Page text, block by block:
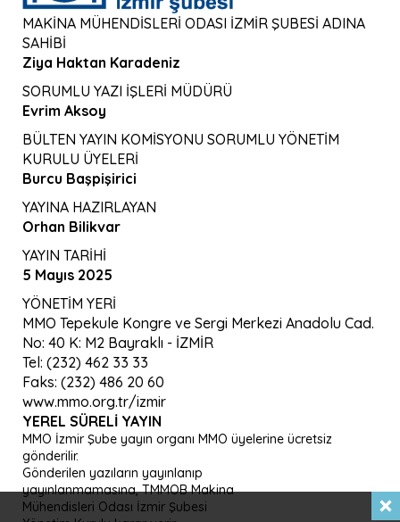
MAKİNA MÜHENDİSLERİ ODASI İZMİR ŞUBESİ ADINA
SAHİBİ
Ziya Haktan Karadeniz
SORUMLU YAZI İŞLERİ MÜDÜRÜ
Evrim Aksoy
BÜLTEN YAYIN KOMİSYONU SORUMLU YÖNETİM
KURULU ÜYELERİ
Burcu Başpişirici
YAYINA HAZIRLAYAN
Orhan Bilikvar
YAYIN TARİHİ
5 Mayıs 2025
YÖNETİM YERİ
MMO Tepekule Kongre ve Sergi Merkezi Anadolu Cad.
No: 40 K: M2 Bayraklı - İZMİR
Tel: (232) 462 33 33
Faks: (232) 486 20 60
www.mmo.org.tr/izmir
YEREL SÜRELI YAYIN
MMO İzmir Şube yayın organı MMO üyelerine ücretsiz
gönderilir.
Gönderilen yazıların yayınlanıp
yayınlanmamasına, TMMOB Makina
Mühendisleri Odası İzmir Şubesi